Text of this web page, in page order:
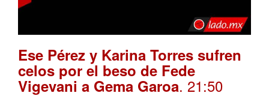
Ese Pérez y Karina Torres sufren
celos por el beso de Fede
Vigevani a Gema Garoa. 21:50